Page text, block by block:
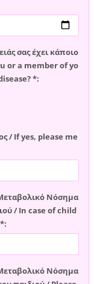
σας έχει κάποιο
or a member of yo
*:
/ If yes, please me
Νόσημα
/ In case of child
Νόσημα